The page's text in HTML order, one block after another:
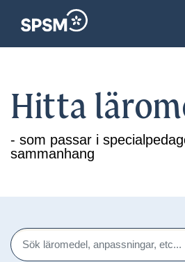
Hitta
- som passar i
sammanhang
Sök